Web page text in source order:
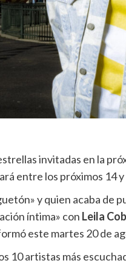
invitadas en la
entre los próximos 14
y quien acaba de
íntima» con Leila
este martes 20 de
10 artistas más